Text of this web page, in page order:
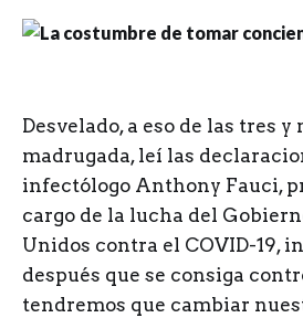
Desvelado, a eso de las tres y
madrugada, leí las
infectólogo Anthony Fauci,
cargo de la lucha del
Unidos contra el COVID-19,
después que se consiga
tendremos que cambiar